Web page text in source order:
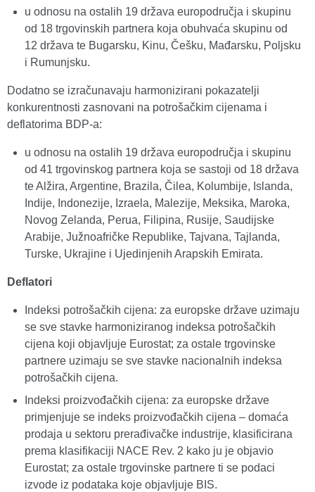
u odnosu na ostalih 19 država europodručja i skupinu
od 18 trgovinskih partnera koja obuhvaća skupinu od
12 država te Bugarsku, Kinu, Češku, Mađarsku, Poljsku
i Rumunjsku.
Dodatno se izračunavaju harmonizirani pokazatelji
konkurentnosti zasnovani na potrošačkim cijenama i
deflatorima BDP‑a:
u odnosu na ostalih 19 država europodručja i skupinu
od 41 trgovinskog partnera koja se sastoji od 18 država
te Alžira, Argentine, Brazila, Čilea, Kolumbije, Islanda,
Indije, Indonezije, Izraela, Malezije, Meksika, Maroka,
Novog Zelanda, Perua, Filipina, Rusije, Saudijske
Arabije, Južnoafričke Republike, Tajvana, Tajlanda,
Turske, Ukrajine i Ujedinjenih Arapskih Emirata.
Deflatori
Indeksi potrošačkih cijena: za europske države uzimaju
se sve stavke harmoniziranog indeksa potrošačkih
cijena koji objavljuje Eurostat; za ostale trgovinske
partnere uzimaju se sve stavke nacionalnih indeksa
potrošačkih cijena.
Indeksi proizvođačkih cijena: za europske države
primjenjuje se indeks proizvođačkih cijena – domaća
prodaja u sektoru prerađivačke industrije, klasificirana
prema klasifikaciji NACE Rev. 2 kako ju je objavio
Eurostat; za ostale trgovinske partnere ti se podaci
izvode iz podataka koje objavljuje BIS.